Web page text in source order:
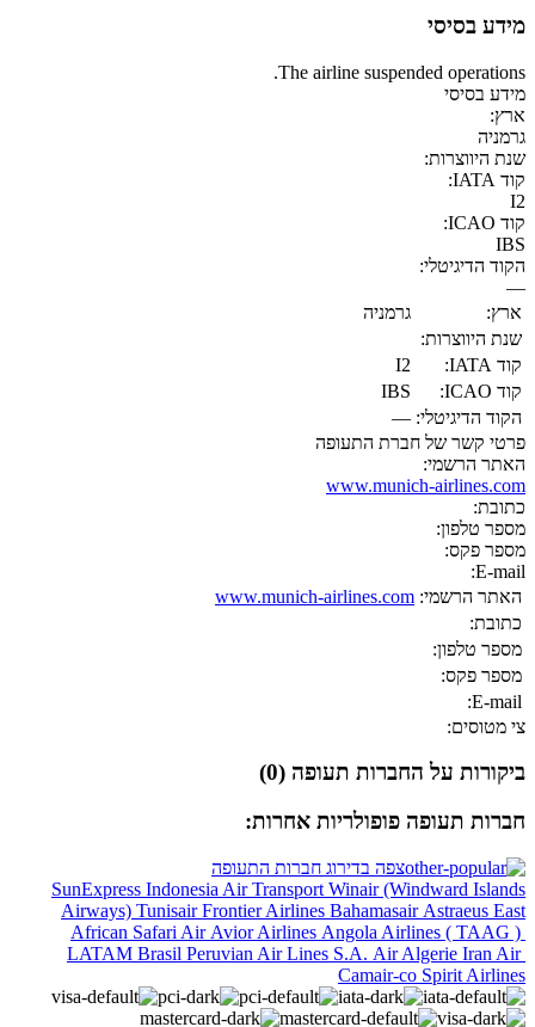
מידע בסיסי
The airline suspended operations.
מידע בסיסי
ארץ:
גרמניה
שנת היווצרות:
קוד IATA:
I2
קוד ICAO:
IBS
הקוד הדיגיטלי:
—
ארץ:
גרמניה
שנת היווצרות:
קוד IATA:
I2
קוד ICAO:
IBS
הקוד הדיגיטלי: —
פרטי קשר של חברת התעופה
האתר הרשמי:
www.munich-airlines.com
כתובת:
מספר טלפון:
מספר פקס:
E-mail:
האתר הרשמי: www.munich-airlines.com
כתובת:
מספר טלפון:
מספר פקס:
E-mail:
צי מטוסים:
ביקורות על החברות תעופה (0)
חברות תעופה פופולריות אחרות:
צפה בדירוג חברות התעופה
SunExpress Indonesia Air Transport Winair (Windward Islands
Airways) TunisairFrontier Airlines Bahamasair Astraeus East
African Safari Air Avior Airlines Angola Airlines ( TAAG )
LATAM Brasil Peruvian Air Lines S.A. Air Algerie Iran Air
Camair-co Spirit Airlines